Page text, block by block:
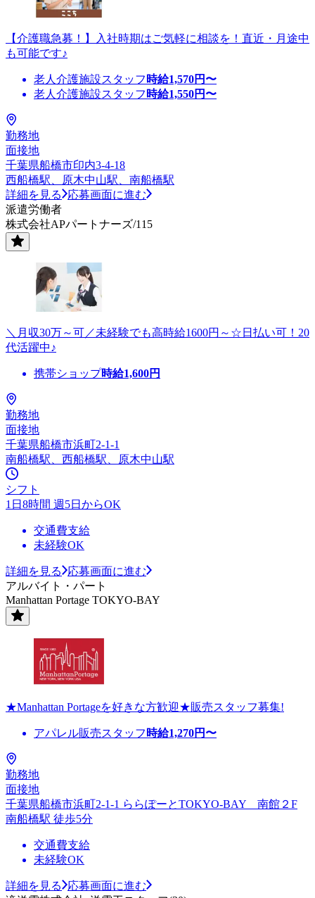
【介護職急募！】入社時期はご気軽に相談を！直近・月途中
も可能です♪
老人介護施設スタッフ 時給1,570円〜
老人介護施設スタッフ 時給1,550円〜
勤務地
面接地
千葉県船橋市印内3-4-18
西船橋駅、原木中山駅、南船橋駅
詳細を見る
応募画面に進む
派遣労働者
株式会社APパートナーズ/115
＼月収30万～可／未経験でも高時給1600円～☆日払い可！20
代活躍中♪
携帯ショップ時給1,600円
勤務地
面接地
千葉県船橋市浜町2-1-1
南船橋駅、西船橋駅、原木中山駅
シフト
1日8時間 週5日からOK
交通費支給
未経験OK
詳細を見る
応募画面に進む
アルバイト・パート
Manhattan Portage TOKYO-BAY
★Manhattan Portageを好きな方歓迎★販売スタッフ募集!
アパレル販売スタッフ 時給1,270円〜
勤務地
面接地
千葉県船橋市浜町2-1-1 ららぽーとTOKYO-BAY 南館２F
南船橋駅 徒歩5分
交通費支給
未経験OK
詳細を見る
応募画面に進む